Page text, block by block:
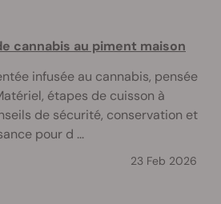
cannabis au piment maison
infusée au cannabis, pensée
étapes de cuisson à
de sécurité, conservation et
pour d ...
23 Feb 2026